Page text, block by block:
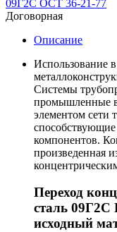
09Г2С ОСТ 36-21-77
Договорная
Описание
Использование
Системы
промышленные
элементом сети
компонентов.
произведенная
Переход
сталь 09Г2С
исходный